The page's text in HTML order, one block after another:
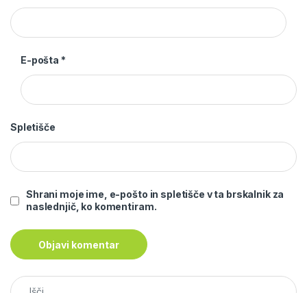
E-pošta *
Spletišče
Shrani moje ime, e-pošto in spletišče v ta brskalnik za
naslednjič, ko komentiram.
Išči: